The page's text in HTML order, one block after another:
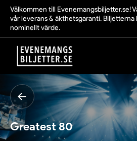
Välkommen till Evenemangsbiljetter.se!
vår leverans & äkthetsgaranti. Biljetterna
nominellt värde.
Greatest 80